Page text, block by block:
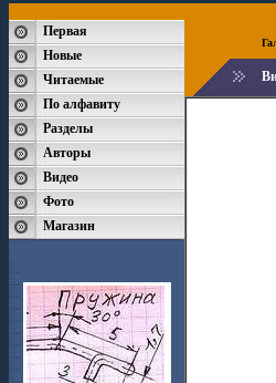
Первая
Новые
Читаемые
По алфавиту
Разделы
Авторы
Видео
Фото
Магазин